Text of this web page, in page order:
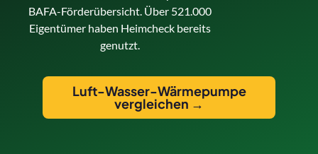
BAFA-Förderübersicht. Über 521.000
Eigentümer haben Heimcheck bereits
genutzt.
Luft-Wasser-Wärmepumpe
vergleichen →